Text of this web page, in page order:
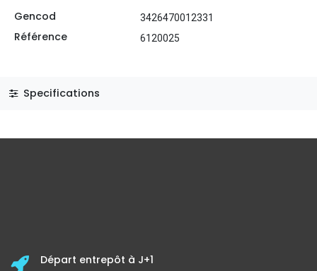
Gencod 3426470012331
Référence 6120025
Specifications
Départ entrepôt à J+1